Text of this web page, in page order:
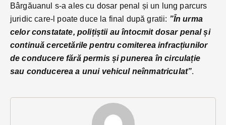
Bârgăuanul s-a ales cu dosar penal și un lung parcurs
juridic care-l poate duce la final după gratii: ”În urma
celor constatate, polițiștii au întocmit dosar penal și
continuă cercetările pentru comiterea infracțiunilor
de conducere fără permis și punerea în circulație
sau conducerea a unui vehicul neînmatriculat”.